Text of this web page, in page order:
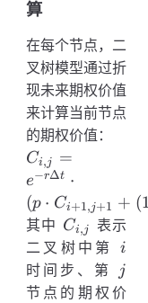
算
在每个节点，二
叉树模型通过折
现未来期权价值
来计算当前节点
的期权价值：
C_{i,j} =
\Delta t}
\left(p
C_{i+1,j+1}
(1-p)
Ci,j =
e−rΔt ⋅
(p ⋅ Ci+1,j+1 + (
其中 C_{i,j}
Ci,j
表示
二叉树中第 i
i
时间步、第 jj
节点的期权价